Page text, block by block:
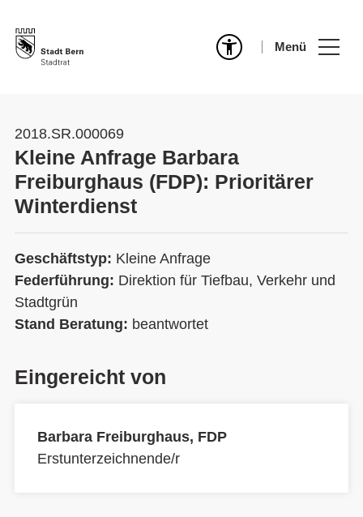
Menü
2018.SR.000069
Kleine Anfrage Barbara
Freiburghaus (FDP): Prioritärer
Winterdienst
Geschäftstyp: Kleine Anfrage
Federführung: Direktion für Tiefbau, Verkehr und
Stadtgrün
Stand Beratung: beantwortet
Eingereicht von
Barbara Freiburghaus, FDP
Erstunterzeichnende/r